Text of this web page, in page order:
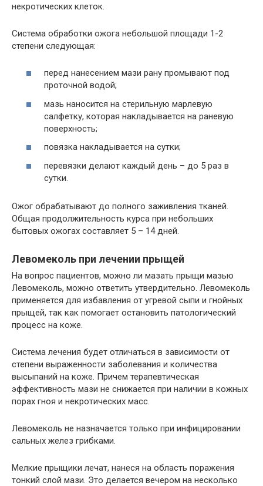
некротических клеток.
Система обработки ожога небольшой площади 1-2
степени следующая:
перед нанесением мази рану промывают под
проточной водой;
мазь наносится на стерильную марлевую
салфетку, которая накладывается на раневую
поверхность;
повязка накладывается на сутки;
перевязки делают каждый день – до 5 раз в
сутки.
Ожог обрабатывают до полного заживления тканей.
Общая продолжительность курса при небольших
бытовых ожогах составляет 5 – 14 дней.
Левомеколь при лечении прыщей
На вопрос пациентов, можно ли мазать прыщи мазью
Левомеколь, можно ответить утвердительно. Левомеколь
применяется для избавления от угревой сыпи и гнойных
прыщей, так как помогает остановить патологический
процесс на коже.
Система лечения будет отличаться в зависимости от
степени выраженности заболевания и количества
высыпаний на коже. Причем терапевтическая
эффективность мази не снижается при наличии в кожных
порах гноя и некротических масс.
Левомеколь не назначается только при инфицировании
сальных желез грибками.
Мелкие прыщики лечат, нанеся на область поражения
тонкий слой мази. Это делается вечером на несколько